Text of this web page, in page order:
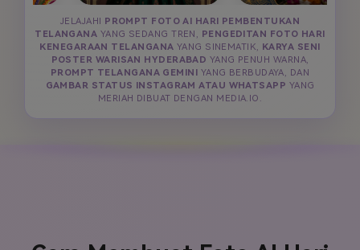
JELAJAHI PROMPT FOTO AI HARI PEMBENTUKAN
TELANGANA YANG SEDANG TREN, PENGEDITAN FOTO HARI
KENEGARAAN TELANGANA YANG SINEMATIK, KARYA SENI
POSTER WARISAN HYDERABAD YANG PENUH WARNA,
PROMPT TELANGANA GEMINI YANG BERBUDAYA, DAN
GAMBAR STATUS INSTAGRAM ATAU WHATSAPP YANG
MERIAH DIBUAT DENGAN MEDIA.IO.